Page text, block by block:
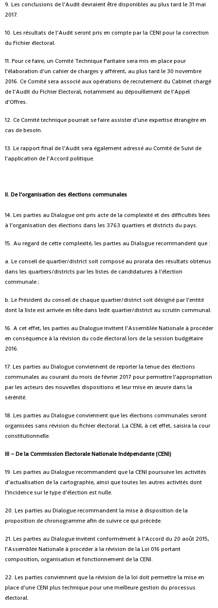
9. Les conclusions de l’Audit devraient être disponibles au plus tard le 31 mai
2017.
10. Les résultats de l’Audit seront pris en compte par la CENI pour la correction
du Fichier électoral.
11. Pour ce faire, un Comité Technique Paritaire sera mis en place pour
l’élaboration d’un cahier de charges y afférent, au plus tard le 30 novembre
2016. Ce Comité sera associé aux opérations de recrutement du Cabinet chargé
de l’Audit du Fichier Electoral, notamment au dépouillement de l’Appel
d’Offres.
12. Ce Comité technique pourrait se faire assister d’une expertise étrangère en
cas de besoin.
13. Le rapport final de l’Audit sera également adressé au Comité de Suivi de
l’application de l’Accord politique.
II. De l’organisation des élections communales
14. Les parties au Dialogue ont pris acte de la complexité et des difficultés liées
à l’organisation des élections dans les 3763 quartiers et districts du pays.
15. Au regard de cette complexité, les parties au Dialogue recommandent que :
a. Le conseil de quartier/district soit composé au prorata des résultats obtenus
dans les quartiers/districts par les listes de candidatures à l’élection
communale ;
b. Le Président du conseil de chaque quartier/district soit désigné par l’entité
dont la liste est arrivée en tête dans ledit quartier/district au scrutin communal.
16. A cet effet, les parties au Dialogue invitent l’Assemblée Nationale à procéder
en conséquence à la révision du code électoral lors de la session budgétaire
2016.
17. Les parties au Dialogue conviennent de reporter la tenue des élections
communales au courant du mois de février 2017 pour permettre l’appropriation
par les acteurs des nouvelles dispositions et leur mise en œuvre dans la
sérénité.
18. Les parties au Dialogue conviennent que les élections communales seront
organisées sans révision du fichier électoral. La CENI, à cet effet, saisira la cour
constitutionnelle.
III – De la Commission Electorale Nationale Indépendante (CENI)
19. Les parties au Dialogue recommandent que la CENI poursuive les activités
d’actualisation de la cartographie, ainsi que toutes les autres activités dont
l’incidence sur le type d’élection est nulle.
20. Les parties au Dialogue recommandent la mise à disposition de la
proposition de chronogramme afin de suivre ce qui précède.
21. Les parties au Dialogue invitent conformément à l’Accord du 20 août 2015,
l’Assemblée Nationale à procéder à la révision de la Loi 016 portant
composition, organisation et fonctionnement de la CENI.
22. Les parties conviennent que la révision de la loi doit permettre la mise en
place d’une CENI plus technique pour une meilleure gestion du processus
électoral.